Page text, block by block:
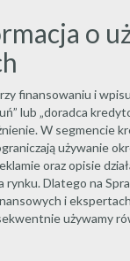
o
finansowaniu i
lub „doradca
W segmencie
używanie
oraz opisie
Dlatego na
i
używamy